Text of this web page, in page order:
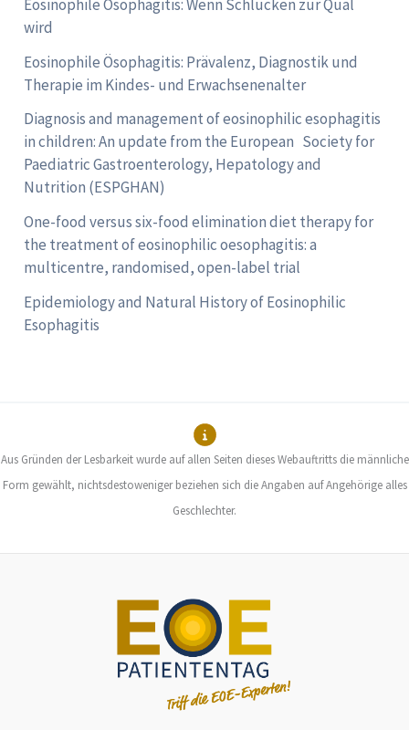
Eosinophile Ösophagitis: Wenn Schlucken zur Qual
wird
Eosinophile Ösophagitis: Prävalenz, Diagnostik und
Therapie im Kindes- und Erwachsenenalter
Diagnosis and management of eosinophilic esophagitis
in children: An update from the European Society for
Paediatric Gastroenterology, Hepatology and
Nutrition (ESPGHAN)
One-food versus six-food elimination diet therapy for
the treatment of eosinophilic oesophagitis: a
multicentre, randomised, open-label trial
Epidemiology and Natural History of Eosinophilic
Esophagitis
Aus Gründen der Lesbarkeit wurde auf allen Seiten dieses Webauftritts die männliche
Form gewählt, nichtsdestoweniger beziehen sich die Angaben auf Angehörige alles
Geschlechter.